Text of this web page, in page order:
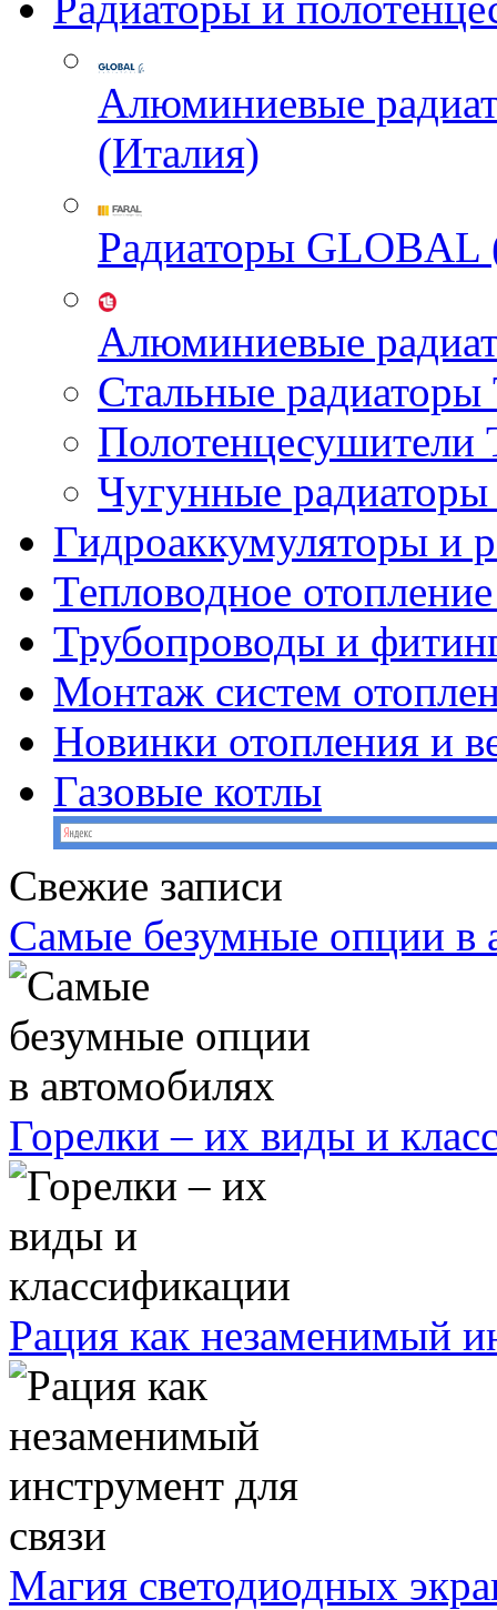
Алюминиевые
(Италия)
Радиаторы GLOBAL
Алюминиевые
Стальные
Чугунные
Гидроаккумуляторы и
Тепловодное
Трубопроводы и
Монтаж систем
Новинки отопления и
Газовые котлы
Свежие записи
Самые безумные опции в
Горелки – их виды и
Рация как незаменимый
Магия светодиодных